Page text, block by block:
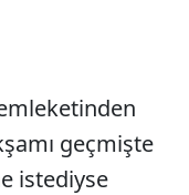
geçmişte
istediyse